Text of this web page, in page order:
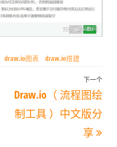
draw.io图表 draw.io搭建
下
下一个
Draw.io（ 流程图绘
制工具 ）中文版分
享